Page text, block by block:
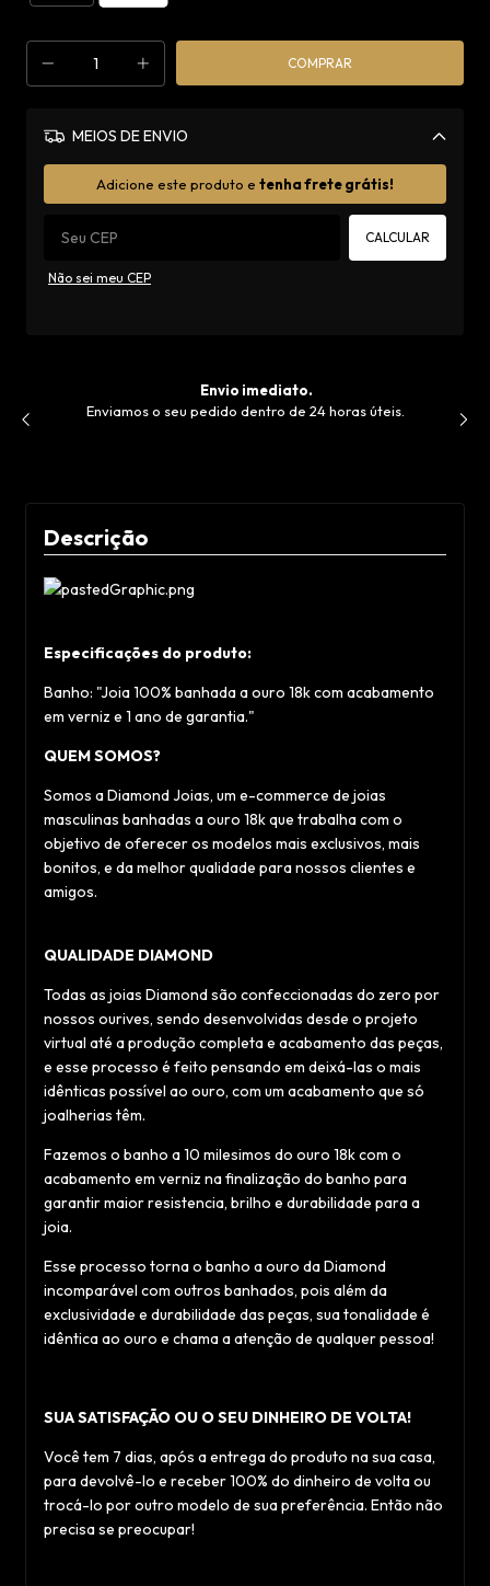
MEIOS DE ENVIO
Alterar CEP
Adicione este produto e tenha frete grátis!
CALCULAR
Não sei meu CEP
24 horas úteis.
Sua satisfação ou seu dinheiro
Você tem 7 dias após a entrega do produto
devolvê-lo e receber 100% do dinheiro de
Descrição
Especificações do produto:
Banho: "Joia 100% banhada a ouro 18k com acabamento
em verniz e 1 ano de garantia."
QUEM SOMOS?
Somos a Diamond Joias, um e-commerce de joias
masculinas banhadas a ouro 18k que trabalha com o
objetivo de oferecer os modelos mais exclusivos, mais
bonitos, e da melhor qualidade para nossos clientes e
amigos.
QUALIDADE DIAMOND
Todas as joias Diamond são confeccionadas do zero por
nossos ourives, sendo desenvolvidas desde o projeto
virtual até a produção completa e acabamento das peças,
e esse processo é feito pensando em deixá-las o mais
idênticas possível ao ouro, com um acabamento que só
joalherias têm.
Fazemos o banho a 10 milesimos do ouro 18k com o
acabamento em verniz na finalização do banho para
garantir maior resistencia, brilho e durabilidade para a
joia.
Esse processo torna o banho a ouro da Diamond
incomparável com outros banhados, pois além da
exclusividade e durabilidade das peças, sua tonalidade é
idêntica ao ouro e chama a atenção de qualquer pessoa!
SUA SATISFAÇÃO OU O SEU DINHEIRO DE VOLTA!
Você tem 7 dias, após a entrega do produto na sua casa,
para devolvê-lo e receber 100% do dinheiro de volta ou
trocá-lo por outro modelo de sua preferência. Então não
precisa se preocupar!